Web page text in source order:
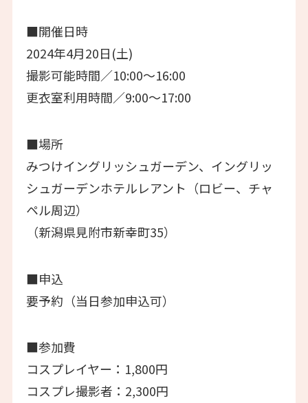
■開催日時
2024年4月20日(土)
撮影可能時間／10:00～16:00
更衣室利用時間／9:00～17:00
■場所
みつけイングリッシュガーデン、イングリッ
シュガーデンホテルレアント（ロビー、チャ
ペル周辺）
（新潟県見附市新幸町35）
■申込
要予約（当日参加申込可）
■参加費
コスプレイヤー：1,800円
コスプレ撮影者：2,300円